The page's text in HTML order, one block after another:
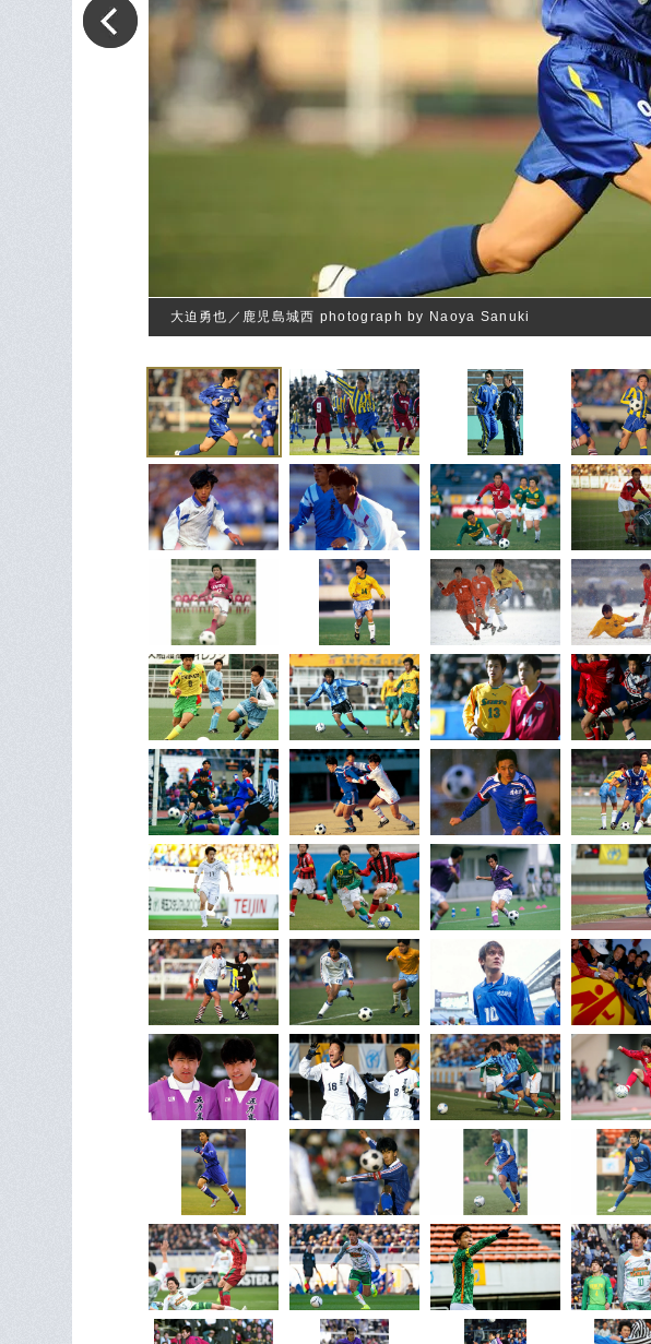
大迫勇也／鹿児島城西 photograph by Naoya Sanuki